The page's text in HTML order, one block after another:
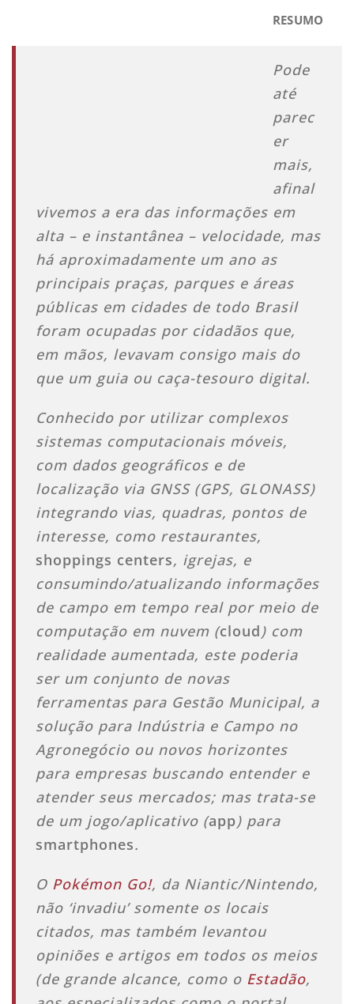
RESUMO
Pode
até
parec
er
mais,
afinal
vivemos a era das informações em
alta – e instantânea – velocidade, mas
há aproximadamente um ano as
principais praças, parques e áreas
públicas em cidades de todo Brasil
foram ocupadas por cidadãos que,
em mãos, levavam consigo mais do
que um guia ou caça-tesouro digital.
Conhecido por utilizar complexos
sistemas computacionais móveis,
com dados geográficos e de
localização via GNSS (GPS, GLONASS)
integrando vias, quadras, pontos de
interesse, como restaurantes,
shoppings centers, igrejas, e
consumindo/atualizando informações
de campo em tempo real por meio de
computação em nuvem (cloud) com
realidade aumentada, este poderia
ser um conjunto de novas
ferramentas para Gestão Municipal, a
solução para Indústria e Campo no
Agronegócio ou novos horizontes
para empresas buscando entender e
atender seus mercados; mas trata-se
de um jogo/aplicativo (app) para
smartphones.
O Pokémon Go!, da Niantic/Nintendo,
não ‘invadiu’ somente os locais
citados, mas também levantou
opiniões e artigos em todos os meios
(de grande alcance, como o Estadão,